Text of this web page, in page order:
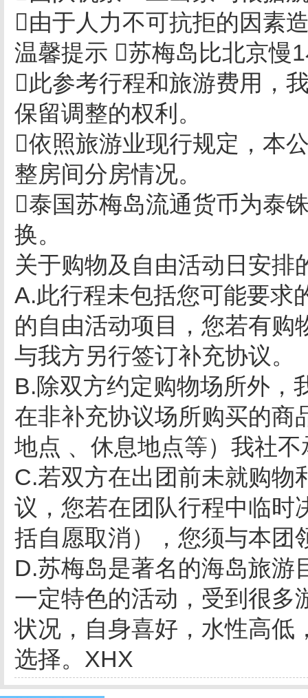
由于人力不可抗拒的因素
温馨提示 苏梅岛比北京慢
此参考行程和旅游费用，
保留调整的权利。
依照旅游业现行规定，本
整房间分房情况。
泰国苏梅岛流通货币为泰
换。
关于购物及自由活动日安排
A.此行程未包括您可能要求
的自由活动项目，您若有购
与我方另行签订补充协议。
B.除双方约定购物场所外，
在非补充协议场所购买的商
地点 、休息地点等）我社
C.若双方在出团前未就购物
议，您若在团队行程中临时
括自愿取消），您须与本团
D.苏梅岛是著名的海岛旅游
一定特色的活动，受到很多
状况，自身喜好，水性高低
选择。XHX